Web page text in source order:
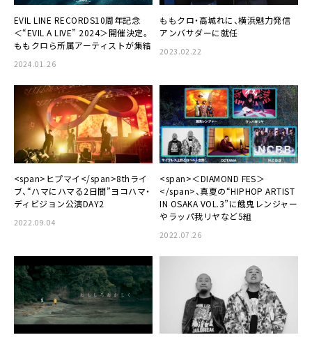
EVIL LINE RECORDS10周年記念
＜“EVIL A LIVE” 2024＞開催決定。
ももクロら所属アーティストが集結
2024.01.26
ももクロ・高城れに、横浜魅力発信
アンバサダーに就任
2023.02.22
<span>ヒプマイ</span>8thライ
ブ、“ハマにハマる2日間”ヨコハマ・
ディビジョン公演DAY2
2022.09.04
<span>＜DIAMOND FES＞
</span>、真夏の“HIPHOP ARTIST
IN OSAKA VOL.3”に餓鬼レンジャー
やラッパ我リヤなど5組
2022.07.26